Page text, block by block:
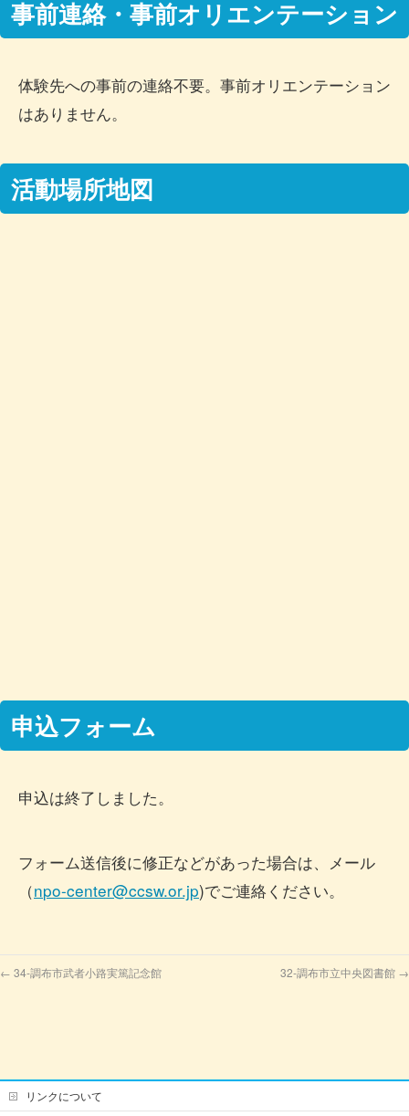
事前連絡・事前オリエンテーション
体験先への事前の連絡不要。事前オリエンテーション
はありません。
活動場所地図
申込フォーム
申込は終了しました。
フォーム送信後に修正などがあった場合は、メール
（npo-center@ccsw.or.jp)でご連絡ください。
← 34-調布市武者小路実篤記念館 32-調布市立中央図書館 →
リンクについて